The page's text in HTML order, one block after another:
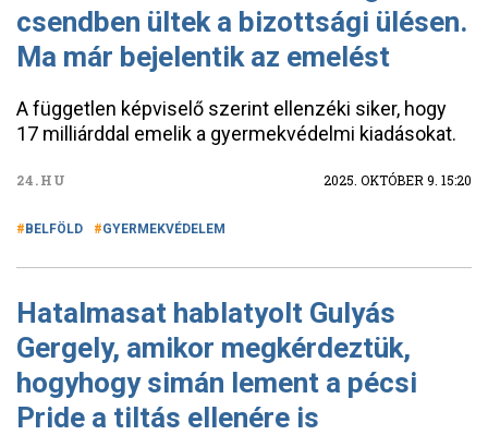
csendben ültek a bizottsági ülésen.
Ma már bejelentik az emelést
A független képviselő szerint ellenzéki siker, hogy
17 milliárddal emelik a gyermekvédelmi kiadásokat.
24.HU 2025. OKTÓBER 9. 15:20
BELFÖLD GYERMEKVÉDELEM
Hatalmasat hablatyolt Gulyás
Gergely, amikor megkérdeztük,
hogyhogy simán lement a pécsi
Pride a tiltás ellenére is